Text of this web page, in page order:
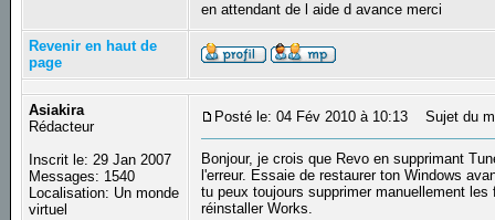
en attendant de l aide d avance merci
Revenir en haut de
page
Asiakira
Rédacteur
Inscrit le: 29 Jan 2007
Messages: 1540
Localisation: Un monde
virtuel
Posté le: 04 Fév 2010 à 10:13 Sujet du
Bonjour, je crois que Revo en supprimant
l'erreur. Essaie de restaurer ton Windows
tu peux toujours supprimer manuellement
réinstaller Works.